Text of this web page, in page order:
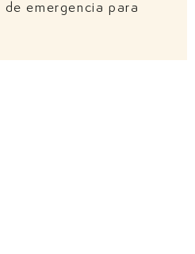
emergencia para